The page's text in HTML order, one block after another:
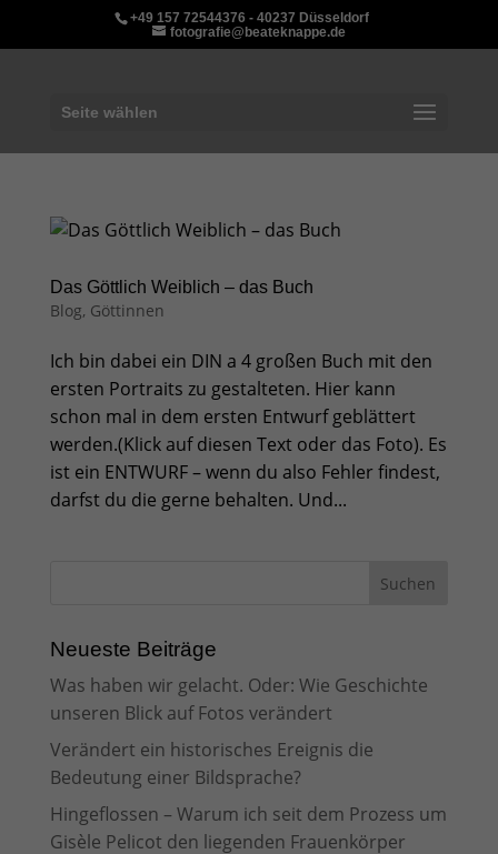
+49 157 72544376 - 40237 Düsseldorf
fotografie@beateknappe.de
Seite wählen
Das Göttlich Weiblich – das Buch
Blog, Göttinnen
Ich bin dabei ein DIN a 4 großen Buch mit den
ersten Portraits zu gestalteten. Hier kann
schon mal in dem ersten Entwurf geblättert
werden.(Klick auf diesen Text oder das Foto). Es
ist ein ENTWURF – wenn du also Fehler findest,
darfst du die gerne behalten. Und...
Neueste Beiträge
Was haben wir gelacht. Oder: Wie Geschichte
unseren Blick auf Fotos verändert
Verändert ein historisches Ereignis die
Bedeutung einer Bildsprache?
Hingeflossen – Warum ich seit dem Prozess um
Gisèle Pelicot den liegenden Frauenkörper